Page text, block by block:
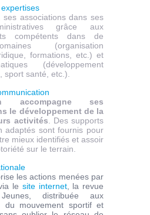
ses associations dans ses
grâce aux
compétents dans de
(organisation
formations, etc.) et
(développement
sport santé, etc.).
accompagne ses
le développement de la
activités. Des supports
adaptés sont fournis pour
mieux identifiés et assoir
sur le terrain.
les actions menées par
le site internet, la revue
distribuée aux
du mouvement sportif et